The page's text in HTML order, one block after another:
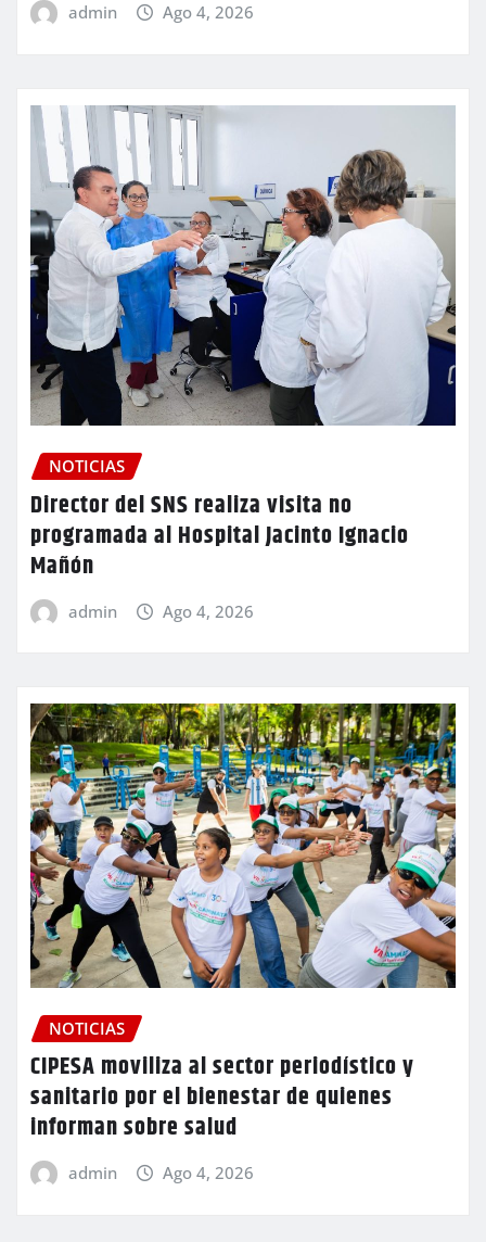
admin Ago 4, 2026
NOTICIAS
Director del SNS realiza visita no
programada al Hospital Jacinto Ignacio
Mañón
admin Ago 4, 2026
NOTICIAS
CIPESA moviliza al sector periodístico y
sanitario por el bienestar de quienes
informan sobre salud
admin Ago 4, 2026